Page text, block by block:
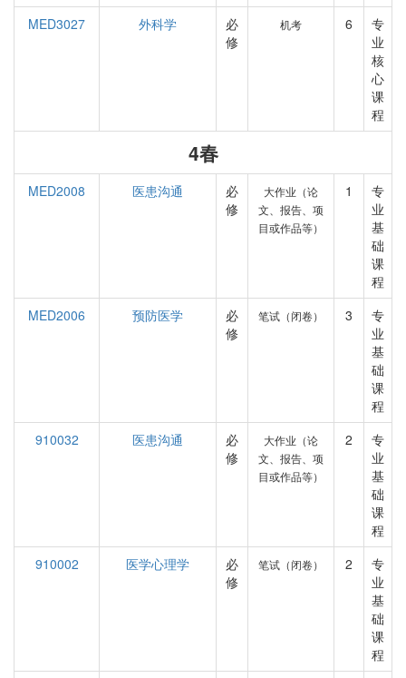
MED3027
外科学
必
修
机考 6
专
业
核
心
课
程
4春
MED2008 医患沟通
必
修
大作业（论
文、报告、项
目或作品等）
1
专
业
基
础
课
程
MED2006
预防医学
必
修
笔试（闭卷） 3
专
业
基
础
课
程
910032
医患沟通
必
修
大作业（论
文、报告、项
目或作品等）
2
专
业
基
础
课
程
910002
医学心理学
必
修
笔试（闭卷） 2
专
业
基
础
课
程